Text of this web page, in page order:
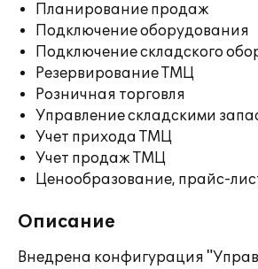
Планирование продаж
Подключение оборудования
Подключение складского
Резервирование ТМЦ
Розничная торговля
Управление складскими
Учет прихода ТМЦ
Учет продаж ТМЦ
Ценообразование, прайс-
Описание
Внедрена конфигурация